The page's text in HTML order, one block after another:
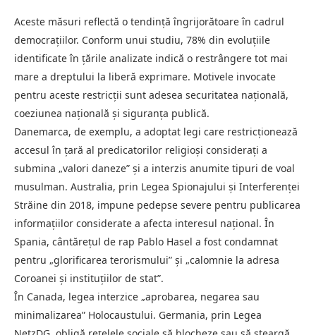
Aceste măsuri reflectă o tendință îngrijorătoare în cadrul
democrațiilor. Conform unui studiu, 78% din evoluțiile
identificate în țările analizate indică o restrângere tot mai
mare a dreptului la liberă exprimare. Motivele invocate
pentru aceste restricții sunt adesea securitatea națională,
coeziunea națională și siguranța publică.
Danemarca, de exemplu, a adoptat legi care restricționează
accesul în țară al predicatorilor religioși considerați a
submina „valori daneze” și a interzis anumite tipuri de voal
musulman. Australia, prin Legea Spionajului și Interferenței
Străine din 2018, impune pedepse severe pentru publicarea
informațiilor considerate a afecta interesul național. În
Spania, cântărețul de rap Pablo Hasel a fost condamnat
pentru „glorificarea terorismului” și „calomnie la adresa
Coroanei și instituțiilor de stat”.
În Canada, legea interzice „aprobarea, negarea sau
minimalizarea” Holocaustului. Germania, prin Legea